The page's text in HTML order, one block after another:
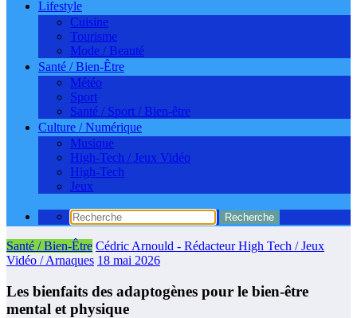
Lifestyle
Cuisine
Tourisme
Mode / Beauté
Santé / Bien-Être
Météo
Sport
Santé / Sport / Bien-être
Culture / Numérique
Musique
High-Tech / Jeux Vidéo
High-Tech
Jeux
Santé / Bien-Être Cédric Arnould - Rédacteur High Tech / Jeux
Vidéo / Arnaques 18 mai 2026
Les bienfaits des adaptogènes pour le bien-être
mental et physique